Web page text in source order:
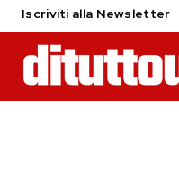
Iscriviti alla Newsletter